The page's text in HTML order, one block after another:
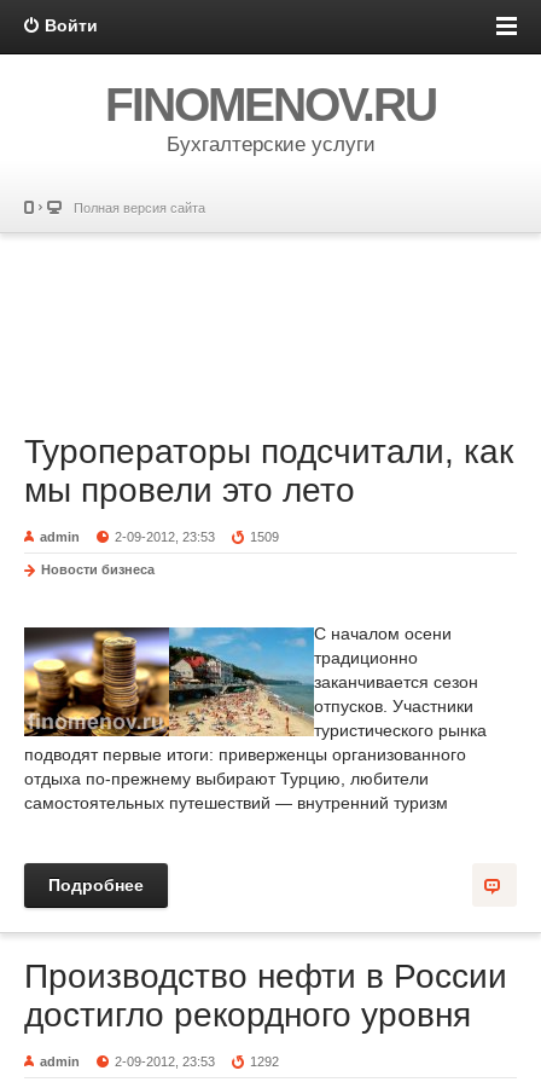
Войти
FINOMENOV.RU
Бухгалтерские услуги
Полная версия сайта
Туроператоры подсчитали, как
мы провели это лето
admin 2-09-2012, 23:53 1509
Новости бизнеса
С началом осени
традиционно
заканчивается сезон
отпусков. Участники
туристического рынка
подводят первые итоги: приверженцы организованного
отдыха по-прежнему выбирают Турцию, любители
самостоятельных путешествий — внутренний туризм
Подробнее
Производство нефти в России
достигло рекордного уровня
admin 2-09-2012, 23:53 1292